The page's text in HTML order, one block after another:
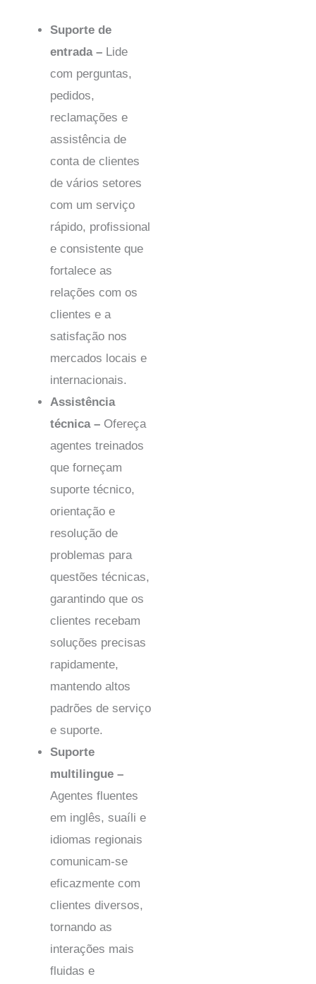
Suporte de
entrada – Lide
com perguntas,
pedidos,
reclamações e
assistência de
conta de clientes
de vários setores
com um serviço
rápido, profissional
e consistente que
fortalece as
relações com os
clientes e a
satisfação nos
mercados locais e
internacionais.
Assistência
técnica – Ofereça
agentes treinados
que forneçam
suporte técnico,
orientação e
resolução de
problemas para
questões técnicas,
garantindo que os
clientes recebam
soluções precisas
rapidamente,
mantendo altos
padrões de serviço
e suporte.
Suporte
multilingue –
Agentes fluentes
em inglês, suaíli e
idiomas regionais
comunicam-se
eficazmente com
clientes diversos,
tornando as
interações mais
fluidas e